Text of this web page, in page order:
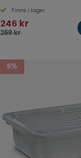
Finns i lager
246 kr
259 kr
5%